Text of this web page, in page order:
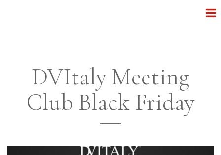
DVItaly Meeting
Club Black Friday